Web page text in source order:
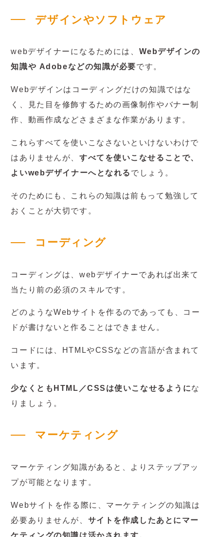
デザインやソフトウェア
webデザイナーになるためには、 Webデザインの
知識や Adobeなどの知識が必要です。
Webデザインはコーディングだけの知識ではな
く、見た目を修飾するための画像制作やバナー制
作、動画作成などさまざまな作業があります。
これらすべてを使いこなさないといけないわけで
はありませんが、 すべてを使いこなせることで、
よいwebデザイナーへとなれる でしょう。
そのためにも、これらの知識は前もって勉強して
おくことが大切です。
コーディング
コーディングは、webデザイナーであれば出来て
当たり前の必須のスキルです。
どのようなWebサイトを作るのであっても、コー
ドが書けないと作ることはできません。
コードには、HTMLやCSSなどの言語が含まれて
います。
少なくともHTML／CSSは使いこなせるようにな
りましょう。
マーケティング
マーケティング知識があると、よりステップアッ
プが可能となります。
Webサイトを作る際に、マーケティングの知識は
必要ありませんが、 サイトを作成したあとにマー
ケティングの知識は活かされます 。